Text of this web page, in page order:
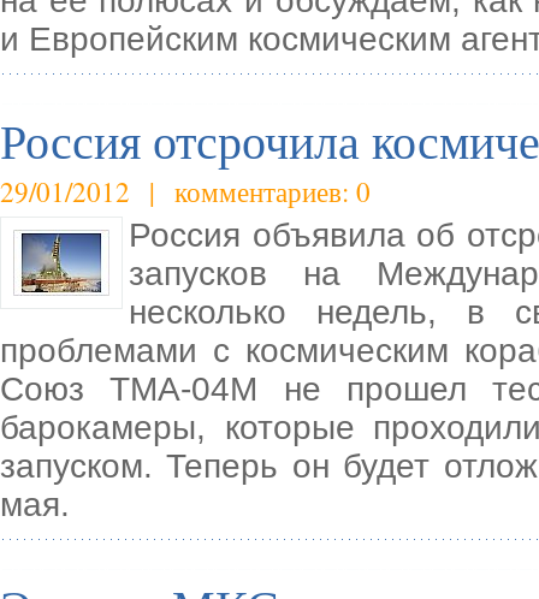
и Европейским космическим
Россия отсрочила
29/01/2012 | комментариев: 0
Россия объявила об
запусков на
несколько недель, в
проблемами с космическим
Союз ТМА-04М не прошел
барокамеры, которые
запуском. Теперь он будет
мая.